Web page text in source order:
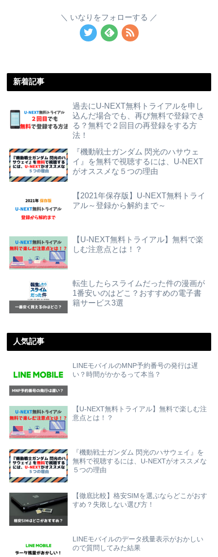
いなりをフォローする
新着記事
過去にU-NEXT無料トライアルを申し
込んだ場合でも、再び無料で登録でき
る？無料で２回目の再登録をする方
法！
『機動戦士ガンダム 閃光のハサウェ
イ』を無料で視聴するには、U-NEXT
がオススメな５つの理由
【2021年保存版】U-NEXT無料トライ
アル～登録から解約まで～
【U-NEXT無料トライアル】無料で楽
しむ注意点とは！？
転生したらスライムだった件の漫画が
1番安いのはどこ？おすすめの電子書
籍サービス3選
人気記事
LINEモバイルのMNP予約番号の発行は遅
い？時間がかかるって本当？
【U-NEXT無料トライアル】無料で楽しむ注
意点とは！？
『機動戦士ガンダム 閃光のハサウェイ』を
無料で視聴するには、U-NEXTがオススメな
５つの理由
【徹底比較】格安SIMを選ぶならどこがおす
すめ？失敗しない選び方！
LINEモバイルのデータ残量表示がおかしい
ので質問してみた結果